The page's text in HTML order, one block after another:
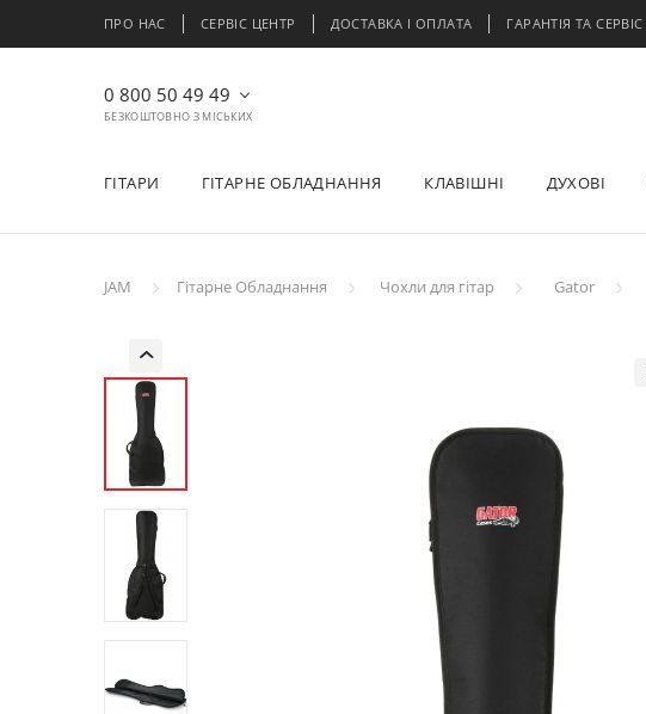
ПРО НАС СЕРВІС ЦЕНТР ДОСТАВКА І ОПЛАТА ГАРАНТІЯ ТА СЕРВІС
0 800 50 49 49
БЕЗКОШТОВНО З МІСЬКИХ
ГІТАРИ ГІТАРНЕ ОБЛАДНАННЯ КЛАВІШНІ ДУХОВІ
JAM Гітарне Обладнання Чохли для гітар Gator